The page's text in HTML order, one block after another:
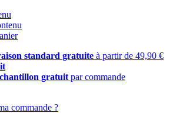
standard gratuite à partir de 49,90 €
gratuit par commande
commande ?